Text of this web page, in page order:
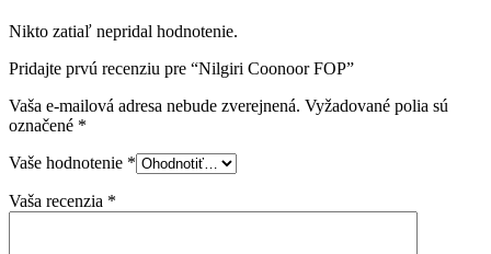
Nikto zatiaľ nepridal hodnotenie.
Pridajte prvú recenziu pre “Nilgiri Coonoor FOP”
Vaša e-mailová adresa nebude zverejnená. Vyžadované polia sú
označené *
Vaše hodnotenie *
Vaša recenzia *